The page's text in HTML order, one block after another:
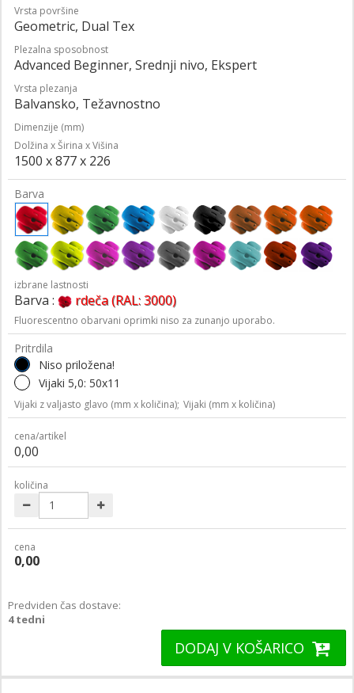
Vrsta površine
Geometric, Dual Tex
Plezalna sposobnost
Advanced Beginner, Srednji nivo, Ekspert
Vrsta plezanja
Balvansko, Težavnostno
Dimenzije (mm)
Dolžina x Širina x Višina
1500 x 877 x 226
Barva
izbrane lastnosti
Barva : rdeča (RAL: 3000)
Fluorescentno obarvani oprimki niso za zunanjo uporabo.
Pritrdila
Niso priložena!
Vijaki 5,0: 50x11
Vijaki z valjasto glavo (mm x količina); Vijaki (mm x količina)
cena/artikel
0,00
količina
cena
0,00
Predviden čas dostave:
4 tedni
DODAJ V KOŠARICO